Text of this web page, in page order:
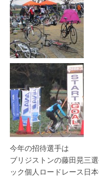
今年の招待選手は
ブリジストンの藤田晃三
ック個人ロードレース日本